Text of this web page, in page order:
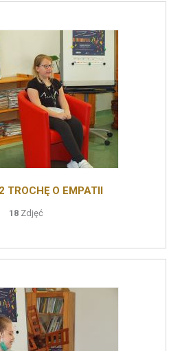
TROCHĘ O EMPATII
18 Zdjęć